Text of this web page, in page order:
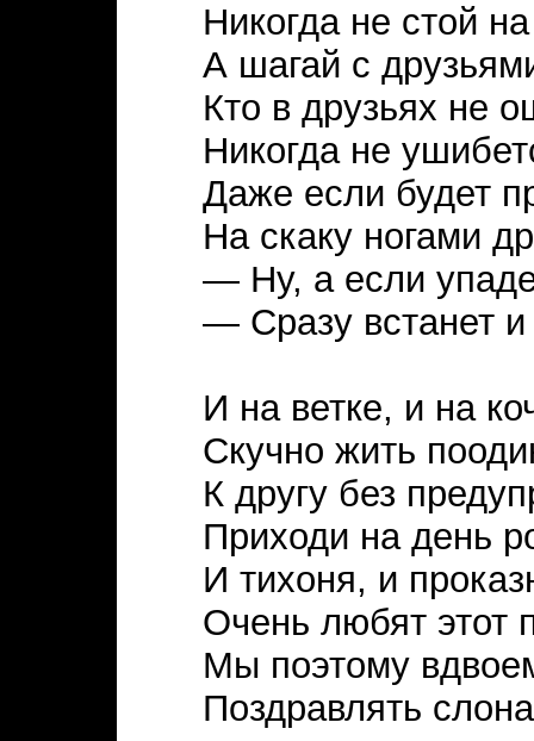
Никогда не стой
А шагай с
Кто в друзьях не
Никогда не
Даже если будет
На скаку ногами
— Ну, а если
— Сразу встанет и
И на ветке, и на
Скучно жить
К другу без
Приходи на день
И тихоня, и
Очень любят этот
Мы поэтому
Поздравлять